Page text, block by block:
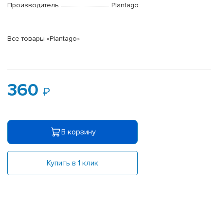
Производитель
Plantago
Все товары «Plantago»
360
В корзину
Купить в 1 клик